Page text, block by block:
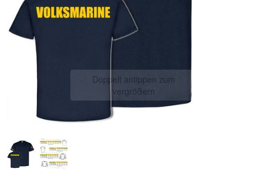
Doppelt antippen zum
vergrößern